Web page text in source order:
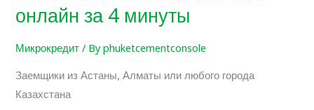
онлайн за 4 минуты
Микрокредит/ Byphuketcementconsole
Заемщики из Астаны, Алматы или любого города
Казахстана
в
Казахстане
онлайн
за